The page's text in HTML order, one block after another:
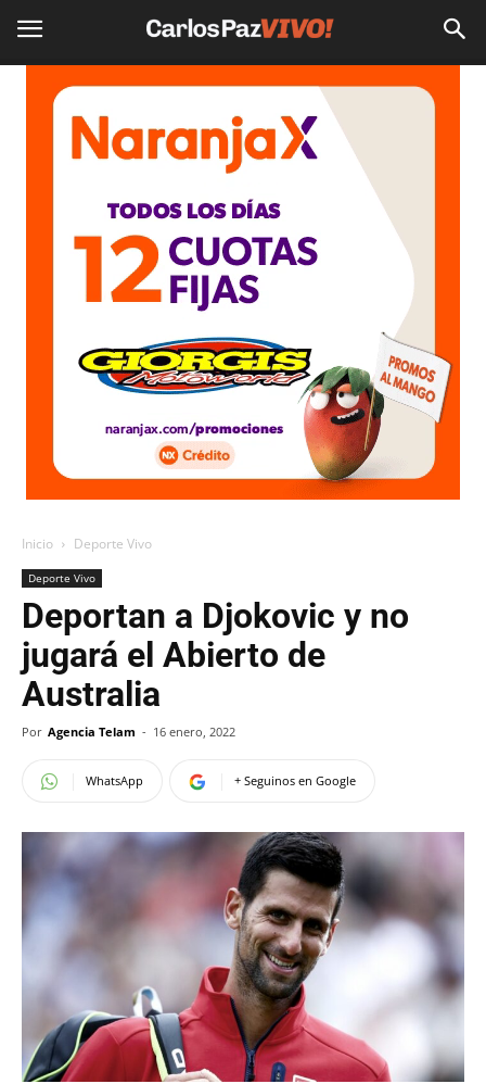
Inicio Deporte Vivo
Deporte Vivo
Deportan a Djokovic y no
jugará el Abierto de
Australia
Por Agencia Telam - 16 enero, 2022
WhatsApp + Seguinos en Google